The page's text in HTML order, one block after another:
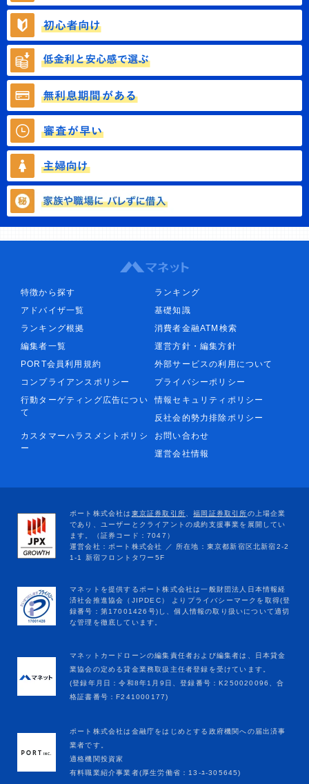
特徴から探す
ランキング
アドバイザ一覧
基礎知識
ランキング根拠
消費者金融ATM検索
編集者一覧
運営方針・編集方針
PORT会員利用規約
外部サービスの利用について
コンプライアンスポリシー
プライバシーポリシー
行動ターゲティング広告につい
て
情報セキュリティポリシー
反社会的勢力排除ポリシー
カスタマーハラスメントポリシ
ー
お問い合わせ
運営会社情報
マネットカードローンの編集責任者および編集者は、日本貸金
業協会の定める貸金業務取扱主任者登録を受けています。
(登録年月日：令和8年1月9日、登録番号：K250020096、合
格証書番号：F241000177)
ポート株式会社は金融庁をはじめとする政府機関への届出済事
業者です。
適格機関投資家
有料職業紹介事業者(厚生労働省：13-ﾕ-305645)